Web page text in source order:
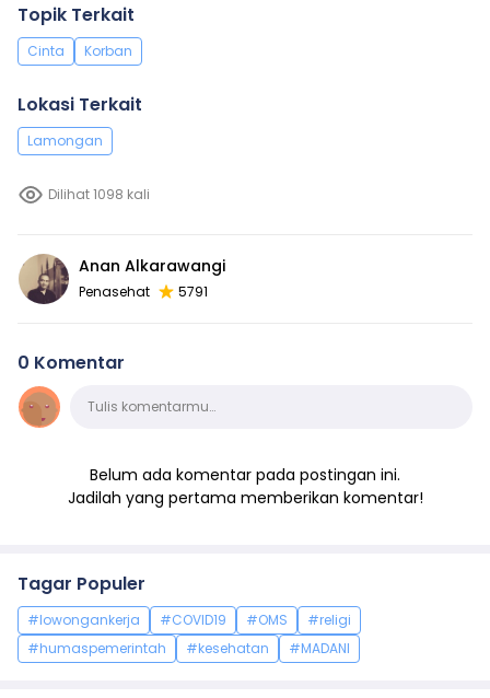
Topik Terkait
Cinta Korban
Lokasi Terkait
Lamongan
Dilihat 1098 kali
Anan Alkarawangi
Penasehat 5791
0 Komentar
KomentarTulis komentarmu…
Belum ada komentar pada postingan ini.
Jadilah yang pertama memberikan komentar!
Tagar Populer
#lowongankerja #COVID19 #OMS
#religi
#humaspemerintah
#kesehatan #MADANI